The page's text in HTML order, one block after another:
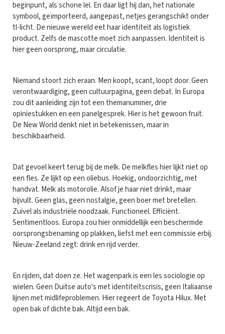
beginpunt, als schone lei. En daar ligt hij dan, het nationale
symbool, geïmporteerd, aangepast, netjes gerangschikt onder
tl-licht. De nieuwe wereld eet haar identiteit als logistiek
product. Zelfs de mascotte moet zich aanpassen. Identiteit is
hier geen oorsprong, maar circulatie.
Niemand stoort zich eraan. Men koopt, scant, loopt door. Geen
verontwaardiging, geen cultuurpagina, geen debat. In Europa
zou dit aanleiding zijn tot een themanummer, drie
opiniestukken en een panelgesprek. Hier is het gewoon fruit.
De New World denkt niet in betekenissen, maar in
beschikbaarheid.
Dat gevoel keert terug bij de melk. De melkfles hier lijkt niet op
een fles. Ze lijkt op een oliebus. Hoekig, ondoorzichtig, met
handvat. Melk als motorolie. Alsof je haar niet drinkt, maar
bijvult. Geen glas, geen nostalgie, geen boer met bretellen.
Zuivel als industriële noodzaak. Functioneel. Efficiënt.
Sentimentloos. Europa zou hier onmiddellijk een beschermde
oorsprongsbenaming op plakken, liefst met een commissie erbij.
Nieuw-Zeeland zegt: drink en rijd verder.
En rijden, dat doen ze. Het wagenpark is een les sociologie op
wielen. Geen Duitse auto's met identiteitscrisis, geen Italiaanse
lijnen met midlifeproblemen. Hier regeert de Toyota Hilux. Met
open bak of dichte bak. Altijd een bak.